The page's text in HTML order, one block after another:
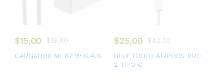
$15,00 $19,90
CARGADOR MI 67 W G.A.N
$25,00 $42,00
BLUETOOTH AIRPODS PRO
2 TIPO C